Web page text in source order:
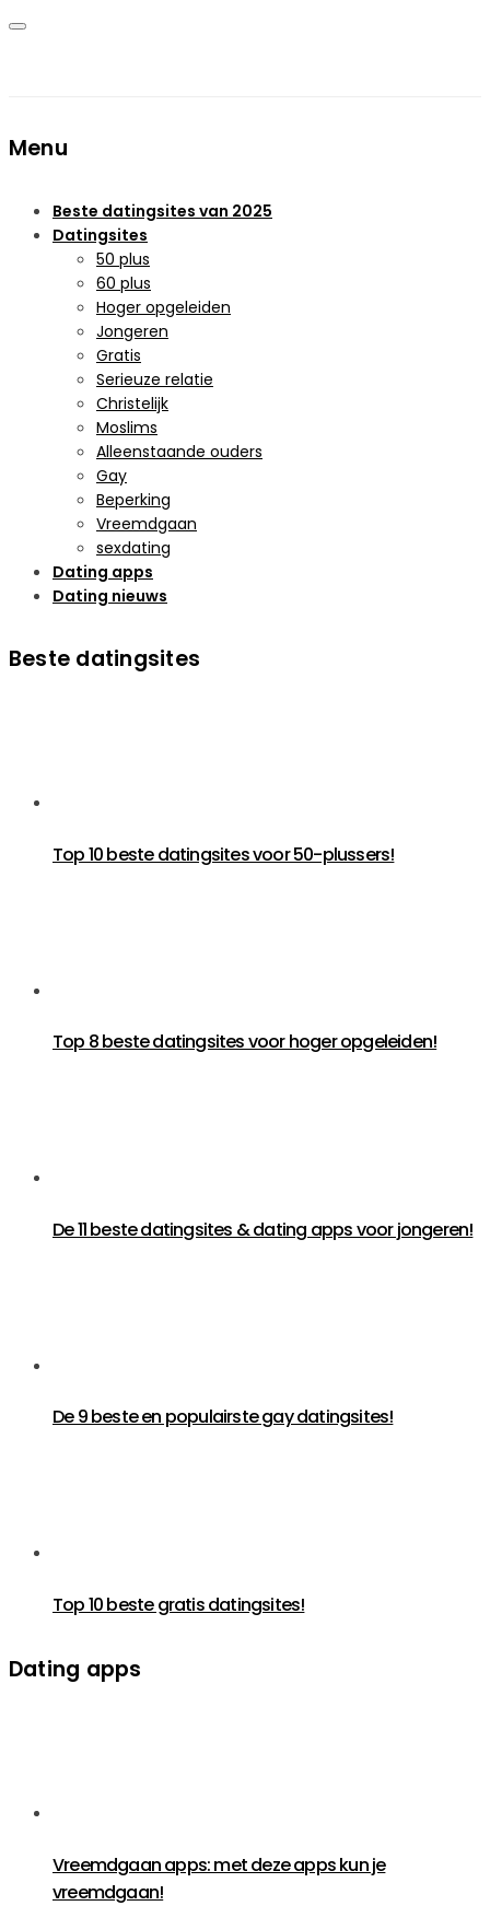
Menu
Beste datingsites van 2025
Datingsites
50 plus
60 plus
Hoger opgeleiden
Jongeren
Gratis
Serieuze relatie
Christelijk
Moslims
Alleenstaande ouders
Gay
Beperking
Vreemdgaan
sexdating
Dating apps
Dating nieuws
Beste datingsites
Top 10 beste datingsites voor 50-plussers!
Top 8 beste datingsites voor hoger opgeleiden!
De 11 beste datingsites & dating apps voor jongeren!
De 9 beste en populairste gay datingsites!
Top 10 beste gratis datingsites!
Dating apps
Vreemdgaan apps: met deze apps kun je
vreemdgaan!